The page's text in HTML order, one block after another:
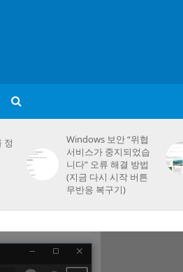
정
Windows 보안 “위협
서비스가 중지되었습
니다” 오류 해결 방법
(지금 다시 시작 버튼
무반응 복구기)